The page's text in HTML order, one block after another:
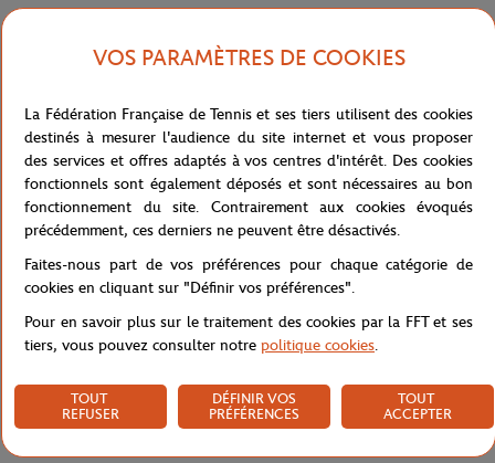
L'affiche 2016 représente un joueur de tennis en train de jouer sur
reconnu, Marc Desgrandchamps s'est inspiré de photos de tennis
des années 1960 pour créer l'affiche 2016. D'un coup de brosse
nostalgique, il nous ramène à une époque oÃ Â¹ l'on parlait
volontiers de " style" et de " grâce", et non d'efficacité et de
performance. Dans les années 1960, on caressait la balle, on ne la
cognait pas ! "Il s'agit d'une joueuse en train de servir et c'est
l'ombre portée qui témoigne de cette action" nous explique
l'artiste. Si le geste est figé à l'instant de " l'armer" au service,
l'ombre portée que l'artiste veut noire, méditerranéenne, telle
qu'on la connaît sur le Central certains jours préfigurant l'été.
Référence :MTSCAFF16-BLAN
VOS PARAMÈTRES DE COOKIES
La Fédération Française de Tennis et ses tiers utilisent des cookies
destinés à mesurer l'audience du site internet et vous proposer
des services et offres adaptés à vos centres d'intérêt. Des cookies
fonctionnels sont également déposés et sont nécessaires au bon
fonctionnement du site. Contrairement aux cookies évoqués
précédemment, ces derniers ne peuvent être désactivés.
Faites-nous part de vos préférences pour chaque catégorie de
cookies en cliquant sur "Définir vos préférences".
Pour en savoir plus sur le traitement des cookies par la FFT et ses
tiers, vous pouvez consulter notre politique cookies.
TOUT
REFUSER
DÉFINIR VOS
PRÉFÉRENCES
TOUT
ACCEPTER